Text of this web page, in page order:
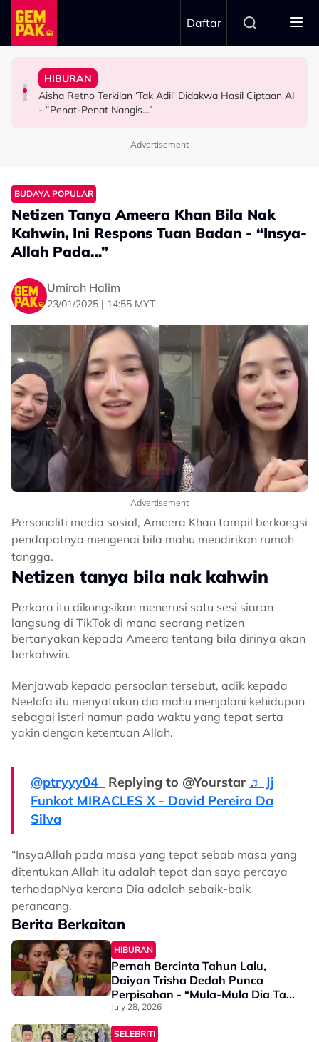
Skip to main content
Daftar
HIBURAN
Bawa Anak Ke Klinik, Syasya Rizal Terkejut Dikenali
Doktor
HIBURAN
Aisha Retno Terkilan ‘Tak Adil’ Didakwa Hasil Ciptaan AI
- “Penat-Penat Nangis…”
HIBURAN
Usia 57 Tahun Masih Nampak Muda, Rashdan Baba
Kongsi Rahsia - “Ajaran Dari Arwah Bapa, Sebelum
HIBURAN
Netizen Beri 'Warning' Buat Azeva & A. Aida
Advertisement
BUDAYA POPULAR
Netizen Tanya Ameera Khan Bila Nak
Kahwin, Ini Respons Tuan Badan - “Insya-
Allah Pada…”
Umirah Halim
23/01/2025 | 14:55 MYT
Advertisement
Personaliti media sosial, Ameera Khan tampil berkongsi
pendapatnya mengenai bila mahu mendirikan rumah
tangga.
Netizen tanya bila nak kahwin
Perkara itu dikongsikan menerusi satu sesi siaran
langsung di TikTok di mana seorang netizen
bertanyakan kepada Ameera tentang bila dirinya akan
berkahwin.
Menjawab kepada persoalan tersebut, adik kepada
Neelofa itu menyatakan dia mahu menjalani kehidupan
sebagai isteri namun pada waktu yang tepat serta
yakin dengan ketentuan Allah.
@ptryyy04_ Replying to @Yourstar ♬ Jj
Funkot MIRACLES X - David Pereira Da
Silva
“InsyaAllah pada masa yang tepat sebab masa yang
ditentukan Allah itu adalah tepat dan saya percaya
terhadapNya kerana Dia adalah sebaik-baik
perancang.
Berita Berkaitan
HIBURAN
Pernah Bercinta Tahun Lalu,
Daiyan Trisha Dedah Punca
Perpisahan - “Mula-Mula Dia Tak
Anggap Isu…”
July 28, 2026
SELEBRITI